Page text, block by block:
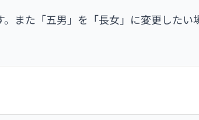
また「五男」を「長女」に変更したい